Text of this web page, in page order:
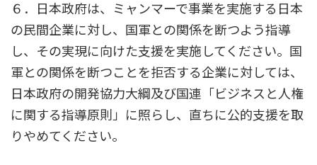
６．日本政府は、ミャンマーで事業を実施する日本
の民間企業に対し、国軍との関係を断つよう指導
し、その実現に向けた支援を実施してください。国
軍との関係を断つことを拒否する企業に対しては、
日本政府の開発協力大綱及び国連「ビジネスと人権
に関する指導原則」に照らし、直ちに公的支援を取
りやめてください。